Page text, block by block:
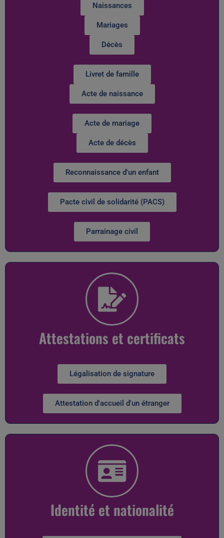
Naissances
Mariages
Décès
Livret de famille
Acte de naissance
Acte de mariage
Acte de décès
Reconnaissance d'un enfant
Pacte civil de solidarité (PACS)
Parrainage civil
Attestations et certificats
Légalisation de signature
Attestation d'accueil d'un étranger
Identité et nationalité